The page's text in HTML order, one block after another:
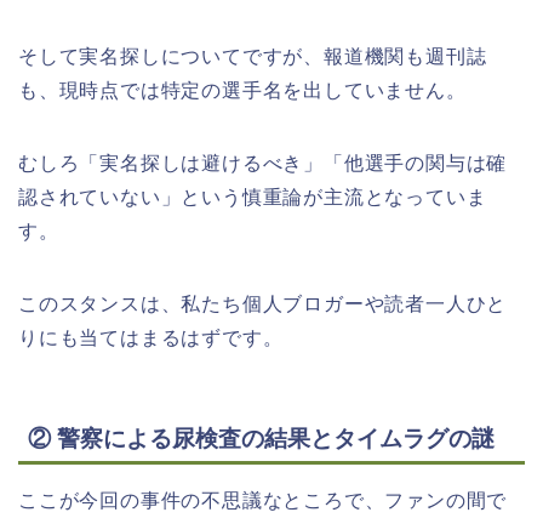
そして実名探しについてですが、報道機関も週刊誌
も、現時点では特定の選手名を出していません。
むしろ「実名探しは避けるべき」「他選手の関与は確
認されていない」という慎重論が主流となっていま
す。
このスタンスは、私たち個人ブロガーや読者一人ひと
りにも当てはまるはずです。
② 警察による尿検査の結果とタイムラグの謎
ここが今回の事件の不思議なところで、ファンの間で